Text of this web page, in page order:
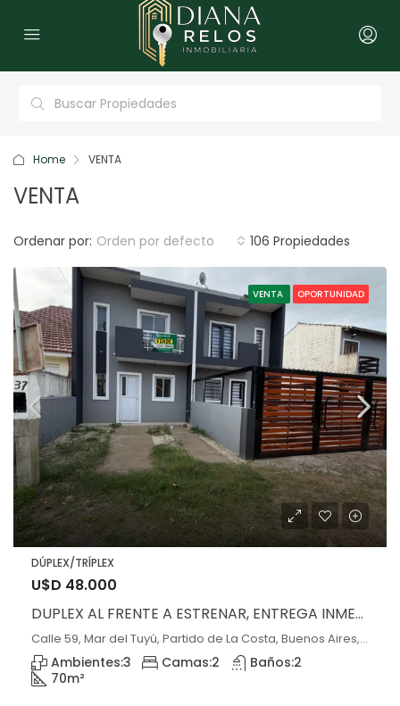
Home VENTA
VENTA
106 Propiedades
Ordenar por: Orden por defecto
VENTA OPORTUNIDAD
DÚPLEX/TRÍPLEX
U$D 48.000
DUPLEX AL FRENTE A ESTRENAR, ENTREGA INMEDIATA!!
Calle 59, Mar del Tuyú, Partido de La Costa, Buenos Aires, 7108, Argentina, Mar del Tuyú, Buenos Aires
Ambientes:3 Camas:2 Baños:2
70m²